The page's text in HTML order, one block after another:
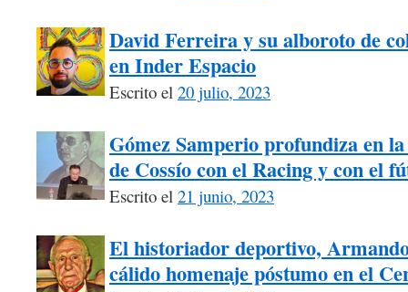
David Ferreira y su alboroto de
en Inder Espacio
Escrito el 20 julio, 2023
Gómez Samperio profundiza en
de Cossío con el Racing y con el
Escrito el 21 junio, 2023
El historiador deportivo,
cálido homenaje póstumo en el